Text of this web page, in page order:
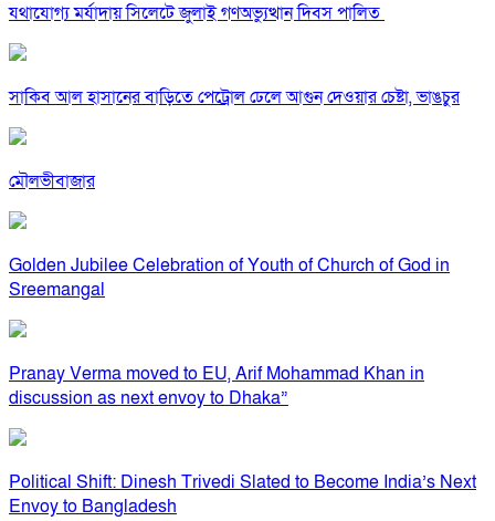
যথাযোগ্য মর্যাদায় সিলেটে জুলাই গণঅভ্যুত্থান দিবস পালিত
সাকিব আল হাসানের বাড়িতে পেট্রোল ঢেলে আগুন দেওয়ার চেষ্টা, ভাঙচুর
মৌলভীবাজার
Golden Jubilee Celebration of Youth of Church of God in
Sreemangal
Pranay Verma moved to EU, Arif Mohammad Khan in
discussion as next envoy to Dhaka”
Political Shift: Dinesh Trivedi Slated to Become India’s Next
Envoy to Bangladesh